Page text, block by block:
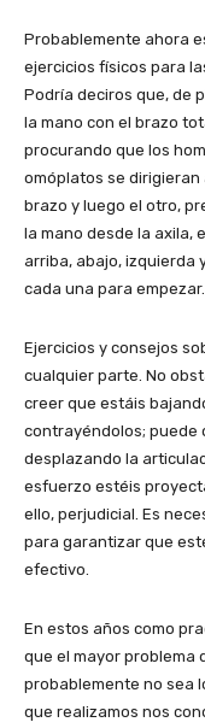
Probablemente ahora
ejercicios físicos para
Podría deciros que, de
la mano con el brazo
procurando que los
omóplatos se dirigieran
brazo y luego el otro,
la mano desde la axila,
arriba, abajo, izquierda
cada una para
Ejercicios y consejos
cualquier parte. No
creer que estáis
contrayéndolos; puede
desplazando la
esfuerzo estéis
ello, perjudicial. Es
para garantizar que
efectivo.
En estos años como
que el mayor problema
probablemente no sea
que realizamos nos